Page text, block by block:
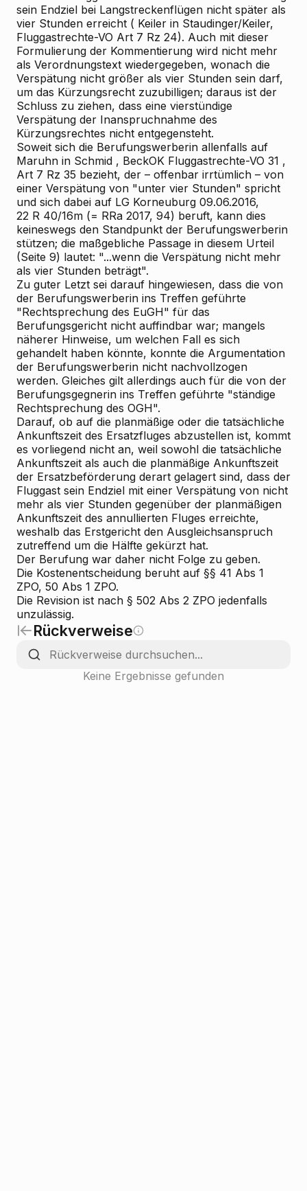
sein Endziel bei Langstreckenflügen nicht später als
vier Stunden erreicht ( Keiler in Staudinger/Keiler,
Fluggastrechte-VO Art 7 Rz 24). Auch mit dieser
Formulierung der Kommentierung wird nicht mehr
als Verordnungstext wiedergegeben, wonach die
Verspätung nicht größer als vier Stunden sein darf,
um das Kürzungsrecht zuzubilligen; daraus ist der
Schluss zu ziehen, dass eine vierstündige
Verspätung der Inanspruchnahme des
Kürzungsrechtes nicht entgegensteht.
Soweit sich die Berufungswerberin allenfalls auf
Maruhn in Schmid , BeckOK Fluggastrechte-VO 31 ,
Art 7 Rz 35 bezieht, der – offenbar irrtümlich – von
einer Verspätung von "unter vier Stunden" spricht
und sich dabei auf LG Korneuburg 09.06.2016,
22 R 40/16m (= RRa 2017, 94) beruft, kann dies
keineswegs den Standpunkt der Berufungswerberin
stützen; die maßgebliche Passage in diesem Urteil
(Seite 9) lautet: "...wenn die Verspätung nicht mehr
als vier Stunden beträgt".
Zu guter Letzt sei darauf hingewiesen, dass die von
der Berufungswerberin ins Treffen geführte
"Rechtsprechung des EuGH" für das
Berufungsgericht nicht auffindbar war; mangels
näherer Hinweise, um welchen Fall es sich
gehandelt haben könnte, konnte die Argumentation
der Berufungswerberin nicht nachvollzogen
werden. Gleiches gilt allerdings auch für die von der
Berufungsgegnerin ins Treffen geführte "ständige
Rechtsprechung des OGH".
Darauf, ob auf die planmäßige oder die tatsächliche
Ankunftszeit des Ersatzfluges abzustellen ist, kommt
es vorliegend nicht an, weil sowohl die tatsächliche
Ankunftszeit als auch die planmäßige Ankunftszeit
der Ersatzbeförderung derart gelagert sind, dass der
Fluggast sein Endziel mit einer Verspätung von nicht
mehr als vier Stunden gegenüber der planmäßigen
Ankunftszeit des annullierten Fluges erreichte,
weshalb das Erstgericht den Ausgleichsanspruch
zutreffend um die Hälfte gekürzt hat.
Der Berufung war daher nicht Folge zu geben.
Die Kostenentscheidung beruht auf §§ 41 Abs 1
ZPO, 50 Abs 1 ZPO.
Die Revision ist nach § 502 Abs 2 ZPO jedenfalls
unzulässig.
Rückverweise
Keine Ergebnisse gefunden